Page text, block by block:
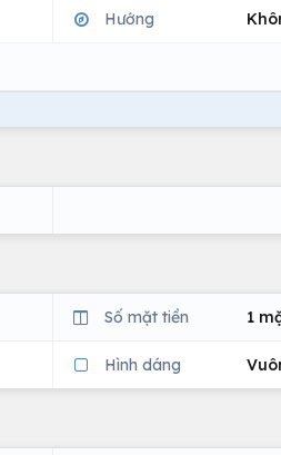
Hướng
Số mặt tiền 1
Hình dáng